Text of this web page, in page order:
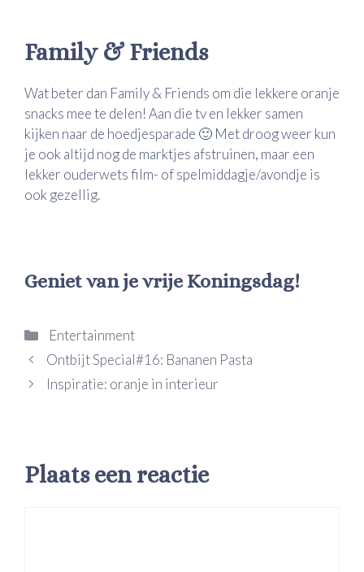
Family & Friends
Wat beter dan Family & Friends om die lekkere oranje
snacks mee te delen! Aan die tv en lekker samen
kijken naar de hoedjesparade 🙂 Met droog weer kun
je ook altijd nog de marktjes afstruinen, maar een
lekker ouderwets film- of spelmiddagje/avondje is
ook gezellig.
Geniet van je vrije Koningsdag!
Categorieën
Entertainment
Ontbijt Special#16: Bananen Pasta
Inspiratie: oranje in interieur
Plaats een reactie